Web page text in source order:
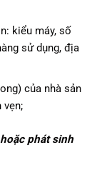
kiểu máy, số
sử dụng, địa
của nhà sản
vẹn;
phát sinh